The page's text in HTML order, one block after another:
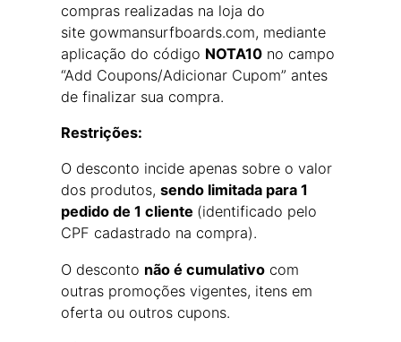
compras realizadas na loja do
site gowmansurfboards.com, mediante
aplicação do código NOTA10 no campo
“Add Coupons/Adicionar Cupom” antes
de finalizar sua compra.
Restrições:
O desconto incide apenas sobre o valor
dos produtos, sendo limitada para 1
pedido de 1 cliente (identificado pelo
CPF cadastrado na compra).
O desconto não é cumulativo com
outras promoções vigentes, itens em
oferta ou outros cupons.